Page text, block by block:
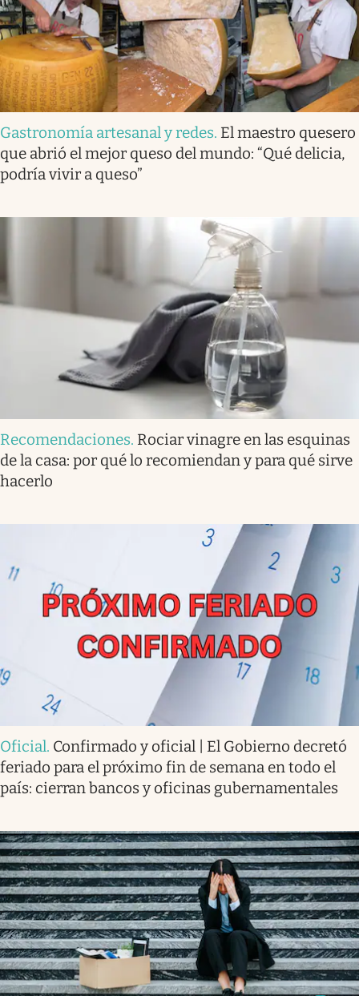
Gastronomía artesanal y redes. El maestro quesero
que abrió el mejor queso del mundo: “Qué delicia,
podría vivir a queso”
Recomendaciones. Rociar vinagre en las esquinas
de la casa: por qué lo recomiendan y para qué sirve
hacerlo
Oficial. Confirmado y oficial | El Gobierno decretó
feriado para el próximo fin de semana en todo el
país: cierran bancos y oficinas gubernamentales